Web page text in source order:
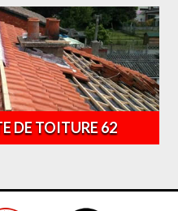
DE TOITURE 62